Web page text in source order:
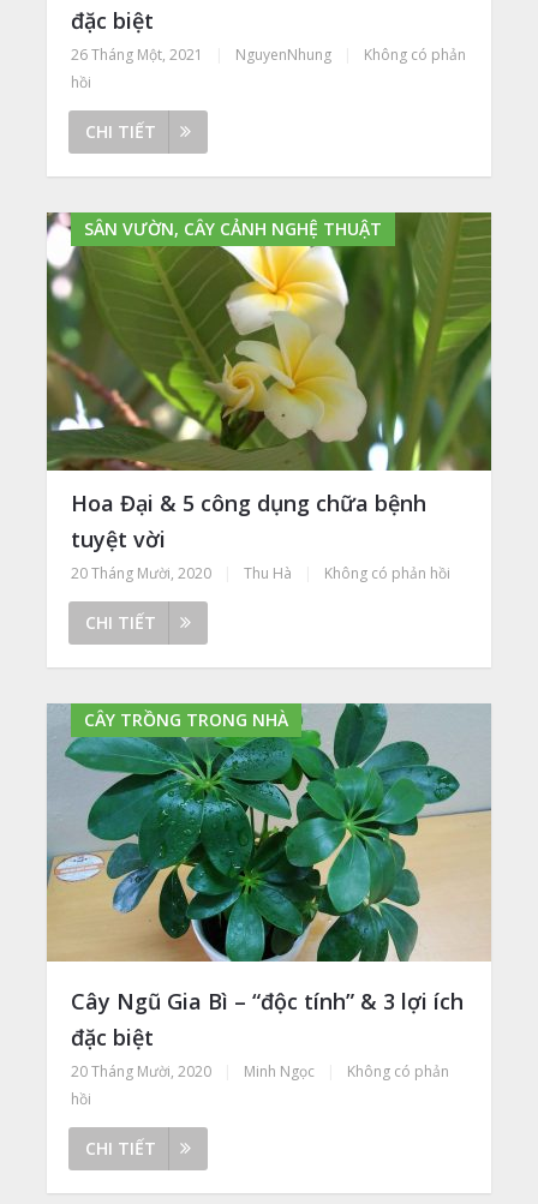
đặc biệt
26 Tháng Một, 2021 NguyenNhung
Không có phản
hồi
CHI TIẾT
SÂN VƯỜN, CÂY CẢNH NGHỆ THUẬT
Hoa Đại & 5 công dụng chữa bệnh
tuyệt vời
20 Tháng Mười, 2020 Thu Hà Không có phản hồi
CHI TIẾT
CÂY TRỒNG TRONG NHÀ
Cây Ngũ Gia Bì – “độc tính” & 3 lợi ích
đặc biệt
20 Tháng Mười, 2020 Minh Ngọc
Không có phản
hồi
CHI TIẾT